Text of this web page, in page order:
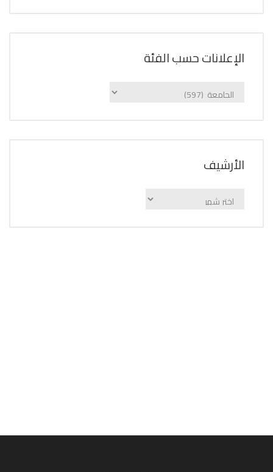
الإعلانات حسب الفئة
الإعلانات
اﻷرشيف
اﻷرشيف